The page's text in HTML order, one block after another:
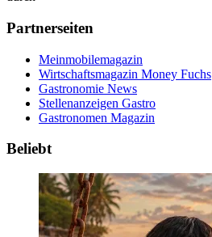
Partnerseiten
Meinmobilemagazin
Wirtschaftsmagazin Money Fuchs
Gastronomie News
Stellenanzeigen Gastro
Gastronomen Magazin
Beliebt